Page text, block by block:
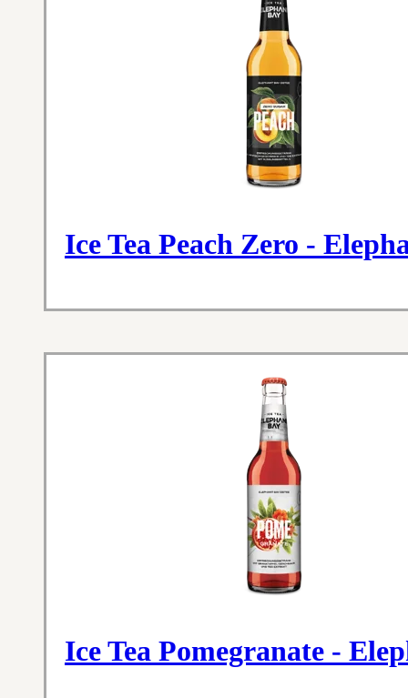
Ice Tea Peach Zero -
Ice Tea Pomegranate -